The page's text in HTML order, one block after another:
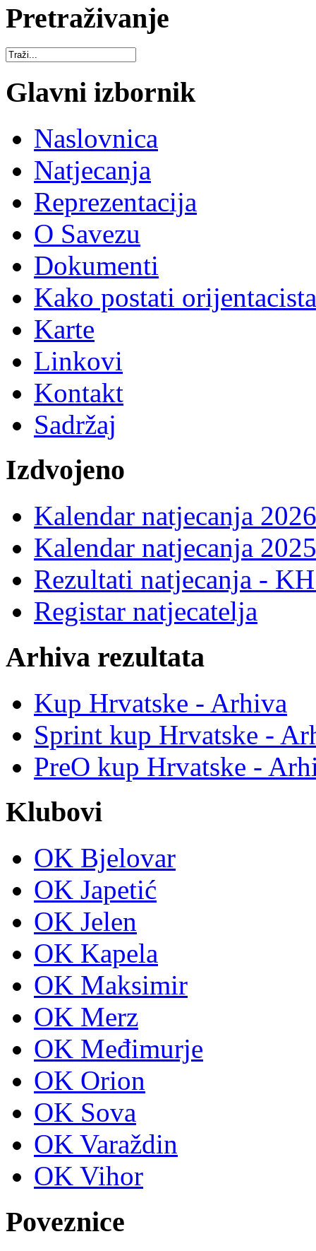
Pretraživanje
Glavni izbornik
Naslovnica
Natjecanja
Reprezentacija
O Savezu
Dokumenti
Kako postati
Karte
Linkovi
Kontakt
Sadržaj
Izdvojeno
Kalendar natjecanja
Kalendar natjecanja
Rezultati natjecanja -
Registar natjecatelja
Arhiva rezultata
Kup Hrvatske - Arhiva
Sprint kup Hrvatske -
PreO kup Hrvatske -
Klubovi
OK Bjelovar
OK Japetić
OK Jelen
OK Kapela
OK Maksimir
OK Merz
OK Međimurje
OK Orion
OK Sova
OK Varaždin
OK Vihor
Poveznice